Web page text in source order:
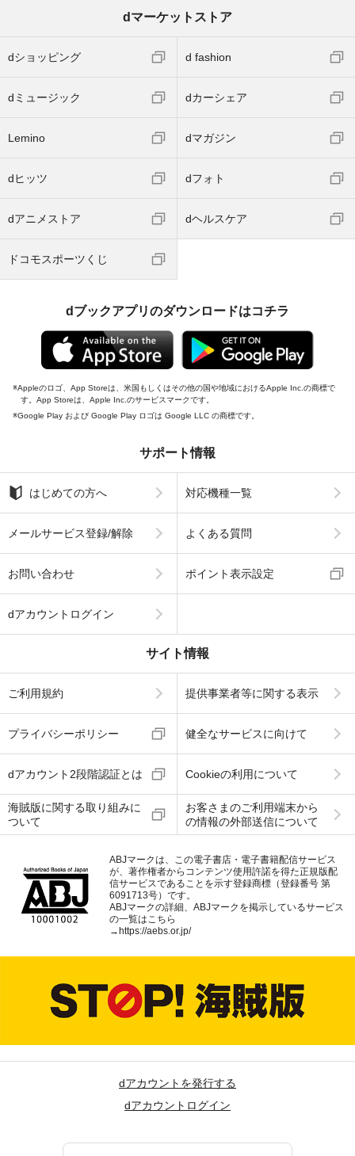
dマーケットストア
dショッピング d fashion
dミュージック dカーシェア
Lemino dマガジン
dヒッツ dフォト
dアニメストア dヘルスケア
ドコモスポーツくじ
dブックアプリのダウンロードはコチラ
Appleのロゴ、App Storeは、米国もしくはその他の国や地域におけるApple Inc.の商標で
す。App Storeは、Apple Inc.のサービスマークです。
Google Play および Google Play ロゴは Google LLC の商標です。
サポート情報
はじめての方へ 対応機種一覧
メールサービス登録/解除 よくある質問
お問い合わせ ポイント表示設定
dアカウントログイン
サイト情報
ご利用規約 提供事業者等に関する表示
プライバシーポリシー 健全なサービスに向けて
dアカウント2段階認証とは Cookieの利用について
海賊版に関する取り組みに
ついて
お客さまのご利用端末から
の情報の外部送信について
ABJマークは、この電子書店・電子書籍配信サービス
が、著作権者からコンテンツ使用許諾を得た正規版配
信サービスであることを示す登録商標（登録番号 第
6091713号）です。
ABJマークの詳細、ABJマークを掲示しているサービス
の一覧はこちら
→https://aebs.or.jp/
dアカウントを発行する
dアカウントログイン